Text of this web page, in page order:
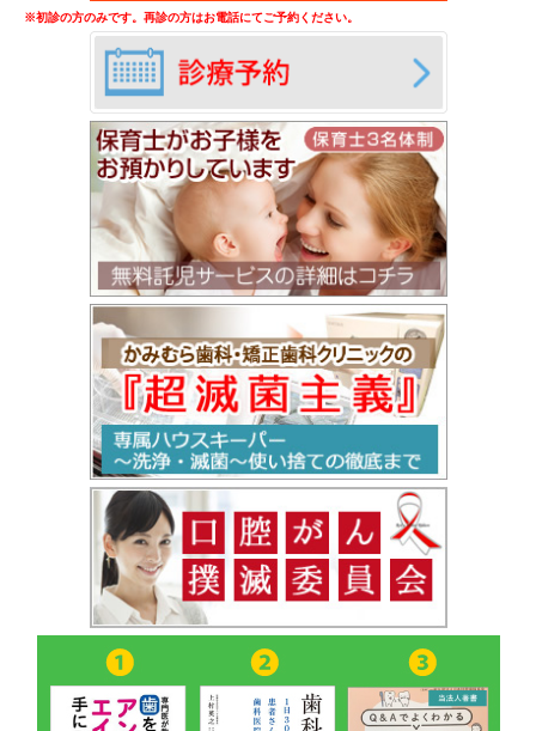
※初診の方のみです。再診の方はお電話にてご予約ください。